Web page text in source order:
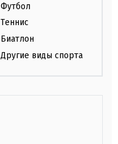
Футбол
Теннис
Биатлон
Другие виды спорта